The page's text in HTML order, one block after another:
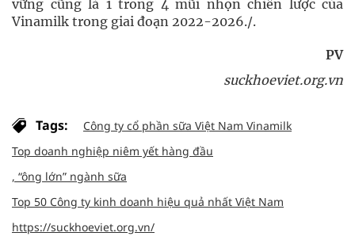
vững cũng là 1 trong 4 mũi nhọn chiến lược của
Vinamilk trong giai đoạn 2022-2026./.
PV
suckhoeviet.org.vn
Tags:
Công ty cổ phần sữa Việt Nam Vinamilk
Top doanh nghiệp niêm yết hàng đầu
, “ông lớn” ngành sữa
Top 50 Công ty kinh doanh hiệu quả nhất Việt Nam
https://suckhoeviet.org.vn/